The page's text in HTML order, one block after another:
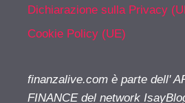
Dichiarazione sulla Privacy
Cookie Policy (UE)
finanzalive.com è parte dell'
FINANCE del network